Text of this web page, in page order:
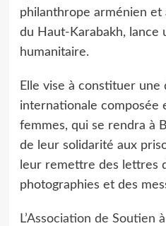
philanthrope arménien et
du Haut-Karabakh, lance
humanitaire.
Elle vise à constituer
internationale composée
femmes, qui se rendra à
de leur solidarité aux
leur remettre des lettres
photographies et des
L’Association de Soutien